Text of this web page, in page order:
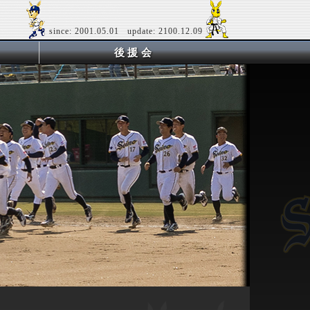
since: 2001.05.01 update: 2100.12.09
後援会